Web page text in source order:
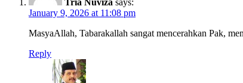
January 9, 2026 at 11:08 pm
MasyaAllah, Tabarakallah sangat mencerahkan Pak,
Reply